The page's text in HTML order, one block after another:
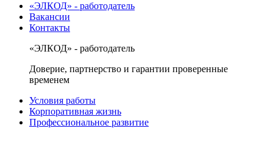
«ЭЛКОД» - работодатель
Вакансии
Контакты
«ЭЛКОД» - работодатель
Доверие, партнерство и гарантии проверенные
временем
Условия работы
Корпоративная жизнь
Профессиональное развитие